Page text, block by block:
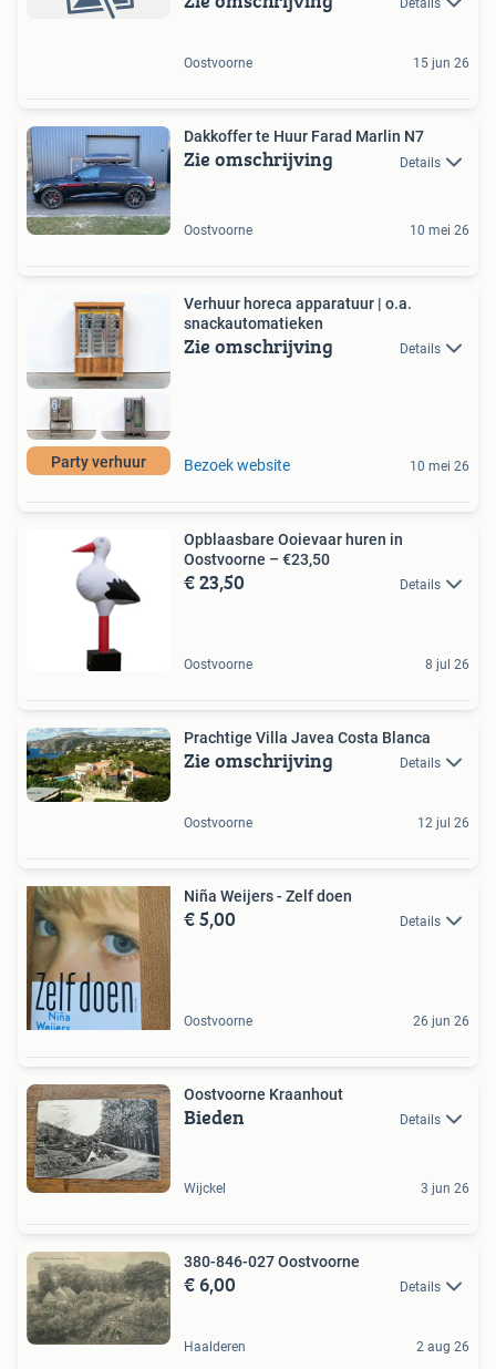
Details
Oostvoorne 15 jun 26
Dakkoffer te Huur Farad Marlin N7
Zie omschrijving Details
Oostvoorne 10 mei 26
Party verhuur
Verhuur horeca apparatuur | o.a.
snackautomatieken
Zie omschrijving Details
Bezoek website 10 mei 26
Opblaasbare Ooievaar huren in
Oostvoorne – €23,50
€ 23,50 Details
Oostvoorne 8 jul 26
Prachtige Villa Javea Costa Blanca
Zie omschrijving Details
Oostvoorne 12 jul 26
Niña Weijers - Zelf doen
€ 5,00 Details
Oostvoorne 26 jun 26
Oostvoorne Kraanhout
Bieden Details
Wijckel 3 jun 26
380-846-027 Oostvoorne
€ 6,00 Details
Haalderen 2 aug 26